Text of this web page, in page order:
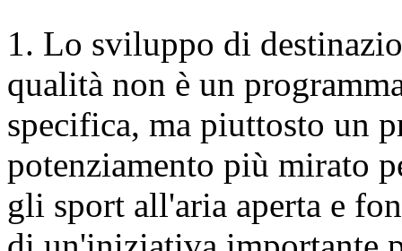
1. Lo sviluppo di
qualità non è un
specifica, ma piuttosto un
potenziamento più mirato
gli sport all'aria aperta e